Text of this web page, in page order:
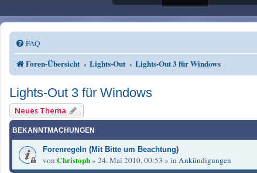
FAQ
Foren-Übersicht Lights-Out Lights-Out 3 für Windows
Lights-Out 3 für Windows
Neues Thema
BEKANNTMACHUNGEN
Forenregeln (Mit Bitte um Beachtung)
von Christoph» 24. Mai 2010, 00:53 » in Ankündigungen